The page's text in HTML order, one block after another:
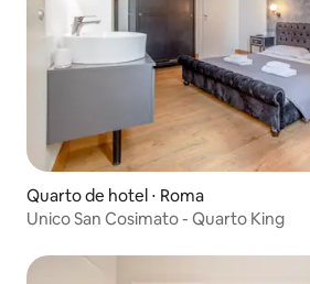
Quarto de hotel ⋅ Roma
Unico San Cosimato - Quarto King